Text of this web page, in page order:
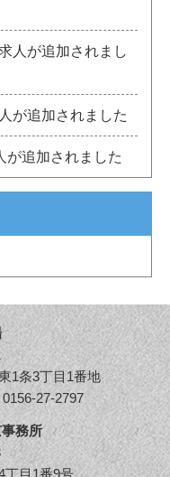
人が追加されまし
が追加されました
追加されました
1条3丁目1番地
27-2797
務所
丁目1番9号